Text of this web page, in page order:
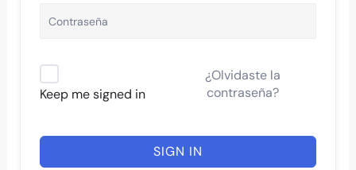
Keep me signed in
¿Olvidaste la
contraseña?
SIGN IN